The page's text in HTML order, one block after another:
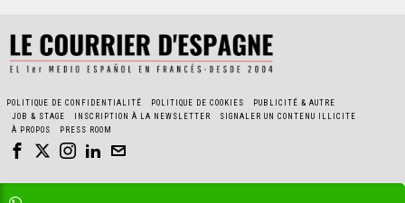
POLITIQUE DE CONFIDENTIALITÉ POLITIQUE DE COOKIES
PUBLICITÉ & AUTRE
JOB & STAGE
INSCRIPTION À LA NEWSLETTER
SIGNALER UN CONTENU ILLICITE
À PROPOS
PRESS ROOM